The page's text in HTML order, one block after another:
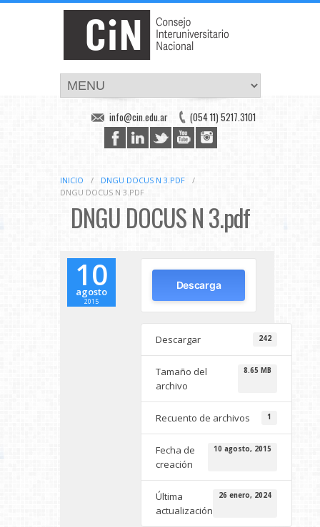
(054 11) 5217.3101
info@cin.edu.ar
INICIO / DNGU DOCUS N 3.PDF
/
DNGU DOCUS N 3.PDF
DNGU DOCUS N 3.pdf
10
agosto
2015
Descarga
Descargar 242
Tamaño del
archivo
8.65 MB
Recuento de archivos 1
Fecha de
creación
10 agosto, 2015
Última
actualización
26 enero, 2024